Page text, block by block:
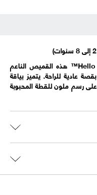
سيحب عشاق القطط الرائعين من Hello Kitty™ هذه القميص الناعم
عادية للراحة. يتميز بياقة
رسم ملون للقطة المحبوبة